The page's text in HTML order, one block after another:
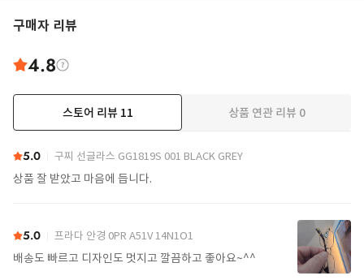
구매자 리뷰
4.8
스토어 리뷰 11 상품 연관 리뷰 0
5.0 구찌 선글라스 GG1819S 001 BLACK GREY
상품 잘 받았고 마음에 듭니다.
5.0 프라다 안경 0PR A51V 14N1O1
배송도 빠르고 디자인도 멋지고 깔끔하고 좋아요~^^